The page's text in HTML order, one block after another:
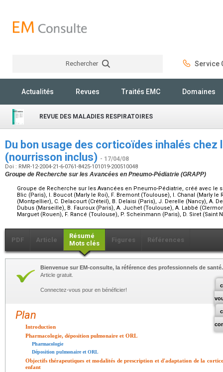
Rechercher Service
Actualités Revues Traités EMC Domaines
REVUE DES MALADIES RESPIRATOIRES
Du bon usage des corticoïdes inhalés
(nourrisson inclus) - 17/04/08
Doi : RMR-12-2004-21-6-0761-8425-101019-200510048
Groupe de Recherche sur les Avancées en Pneumo-Pédiatrie (GRAPP)
Groupe de Recherche sur les Avancées en Pneumo-Pédiatrie, créé avec le
Blic (Paris), I. Boucot (Marly le Roi), F. Bremont (Toulouse), I. Chanal (Marly le
(Montpellier), C. Delacourt (Créteil), B. Delaisi (Paris), J. Derelle (Nancy), A.
Dubus (Marseille), B. Fauroux (Paris), A. Juchet (Toulouse), A. Labbé
Marguet (Rouen), F. Rancé (Toulouse), P. Scheinmann (Paris), D. Siret (Saint
PDF Article
Résumé
Mots clés
Figures Références
Bienvenue sur EM-consulte, la référence des professionnels de santé.
Article gratuit.
Connectez-vous pour en bénéficier!
Plan
Introduction
Pharmacologie, déposition pulmonaire et ORL
Pharmacologie
Déposition pulmonaire et ORL
Objectifs thérapeutiques et modalités de prescription et d'adaptation de la
enfant